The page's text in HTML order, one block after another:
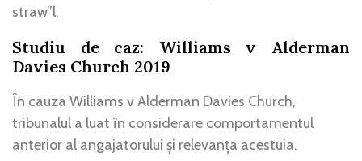
straw”l.
Studiu de caz: Williams v Alderman
Davies Church 2019
În cauza Williams v Alderman Davies Church,
tribunalul a luat în considerare comportamentul
anterior al angajatorului și relevanța acestuia.